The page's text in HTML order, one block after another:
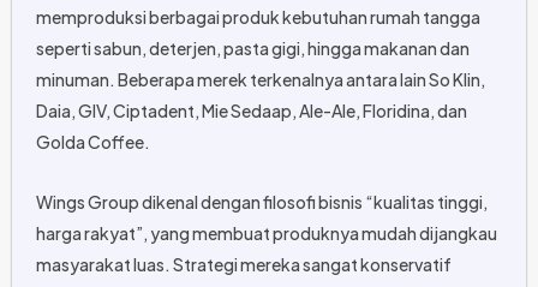
memproduksi berbagai produk kebutuhan rumah tangga
seperti sabun, deterjen, pasta gigi, hingga makanan dan
minuman. Beberapa merek terkenalnya antara lain So Klin,
Daia, GIV, Ciptadent, Mie Sedaap, Ale-Ale, Floridina, dan
Golda Coffee.
Wings Group dikenal dengan filosofi bisnis “kualitas tinggi,
harga rakyat”, yang membuat produknya mudah dijangkau
masyarakat luas. Strategi mereka sangat konservatif